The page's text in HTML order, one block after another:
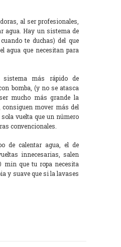
al ser profesionales,
agua. Hay un sistema de
te duchas) del que
agua que necesitan para
sistema más rápido de
bomba, (y no se atasca
mucho más grande la
consiguen mover más del
vuelta que un número
convencionales.
de calentar agua, el de
innecesarias, salen
min que tu ropa necesita
y suave que si la lavases